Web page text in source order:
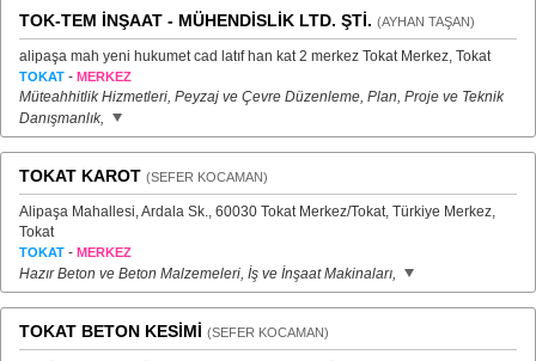
TOK-TEM İNŞAAT - MÜHENDİSLİK LTD. ŞTİ. (AYHAN TAŞAN)
alipaşa mah yeni hukumet cad latıf han kat 2 merkez Tokat Merkez, Tokat
TOKAT - MERKEZ
Müteahhitlik Hizmetleri, Peyzaj ve Çevre Düzenleme, Plan, Proje ve Teknik
Danışmanlık,
TOKAT KAROT (SEFER KOCAMAN)
Alipaşa Mahallesi, Ardala Sk., 60030 Tokat Merkez/Tokat, Türkiye Merkez,
Tokat
TOKAT - MERKEZ
Hazır Beton ve Beton Malzemeleri, İş ve İnşaat Makinaları,
TOKAT BETON KESİMİ (SEFER KOCAMAN)